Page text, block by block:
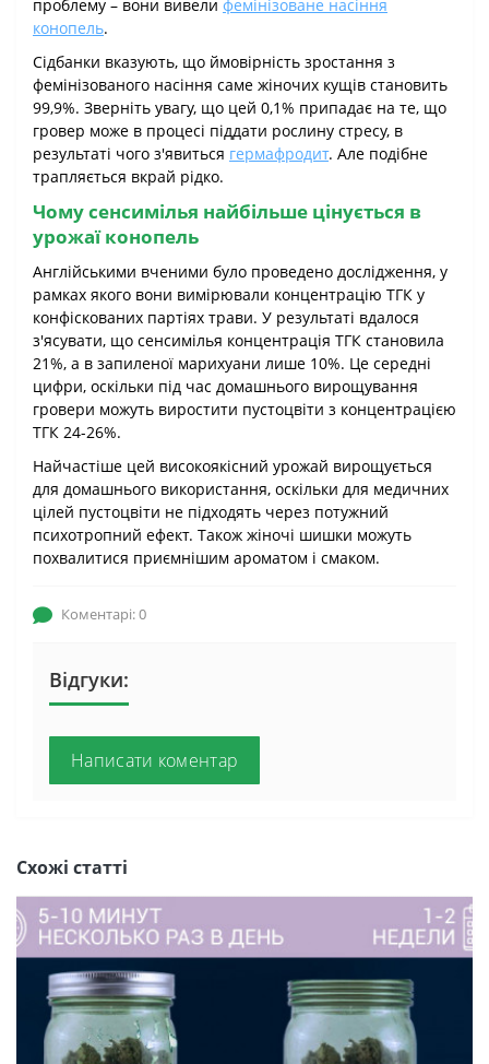
проблему – вони вивели фемінізоване насіння
конопель.
Сідбанки вказують, що ймовірність зростання з
фемінізованого насіння саме жіночих кущів становить
99,9%. Зверніть увагу, що цей 0,1% припадає на те, що
гровер може в процесі піддати рослину стресу, в
результаті чого з'явиться гермафродит. Але подібне
трапляється вкрай рідко.
Чому сенсимілья найбільше цінується в
урожаї конопель
Англійськими вченими було проведено дослідження, у
рамках якого вони вимірювали концентрацію ТГК у
конфіскованих партіях трави. У результаті вдалося
з'ясувати, що сенсимілья концентрація ТГК становила
21%, а в запиленої марихуани лише 10%. Це середні
цифри, оскільки під час домашнього вирощування
гровери можуть виростити пустоцвіти з концентрацією
ТГК 24-26%.
Найчастіше цей високоякісний урожай вирощується
для домашнього використання, оскільки для медичних
цілей пустоцвіти не підходять через потужний
психотропний ефект. Також жіночі шишки можуть
похвалитися приємнішим ароматом і смаком.
Коментарі: 0
Відгуки:
Написати коментар
Схожі статті